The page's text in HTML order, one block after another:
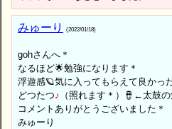
みゅーり (2022/01/18)
gohさんへ＊
なるほど🌟勉強になります＊
浮遊感🪐気に入ってもらえて良かっ
どつたつ♪ （照れます＊）🪘←太鼓
コメントありがとうございました＊
みゅーり